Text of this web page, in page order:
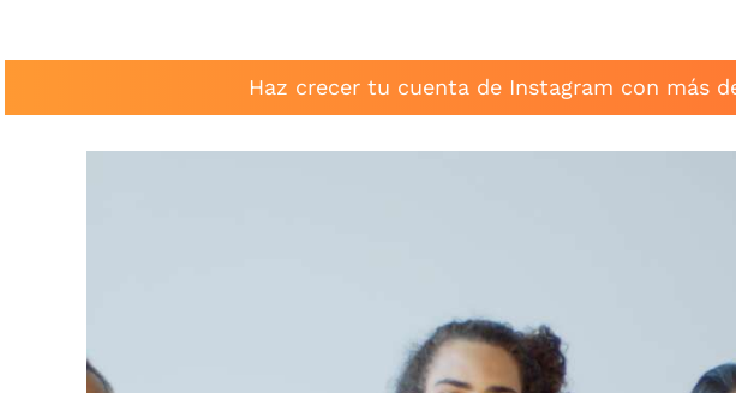
Haz crecer tu cuenta de Instagram con más